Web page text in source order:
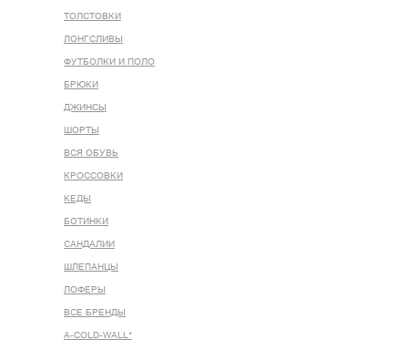
ТОЛСТОВКИ
ЛОНГСЛИВЫ
ФУТБОЛКИ И ПОЛО
БРЮКИ
ДЖИНСЫ
ШОРТЫ
ВСЯ ОБУВЬ
КРОССОВКИ
КЕДЫ
БОТИНКИ
САНДАЛИИ
ШЛЕПАНЦЫ
ЛОФЕРЫ
ВСЕ БРЕНДЫ
A-COLD-WALL*